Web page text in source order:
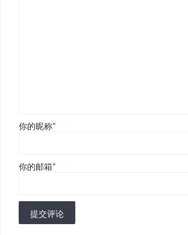
你的昵称*
你的邮箱*
提交评论